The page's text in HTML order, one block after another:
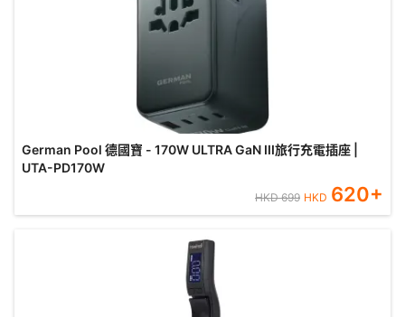
German Pool 德國寶 - 170W ULTRA GaN III旅行充電插座 |
UTA-PD170W
HKD699 HKD 620+